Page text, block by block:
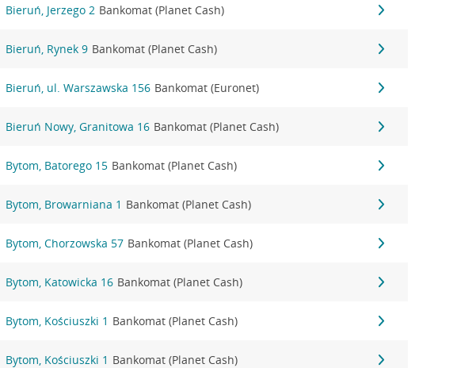
Bieruń, Jerzego 2 Bankomat (Planet Cash)
Bieruń, Rynek 9 Bankomat (Planet Cash)
Bieruń, ul. Warszawska 156 Bankomat (Euronet)
Bieruń Nowy, Granitowa 16 Bankomat (Planet Cash)
Bytom, Batorego 15 Bankomat (Planet Cash)
Bytom, Browarniana 1 Bankomat (Planet Cash)
Bytom, Chorzowska 57 Bankomat (Planet Cash)
Bytom, Katowicka 16 Bankomat (Planet Cash)
Bytom, Kościuszki 1 Bankomat (Planet Cash)
Bytom, Kościuszki 1 Bankomat (Planet Cash)